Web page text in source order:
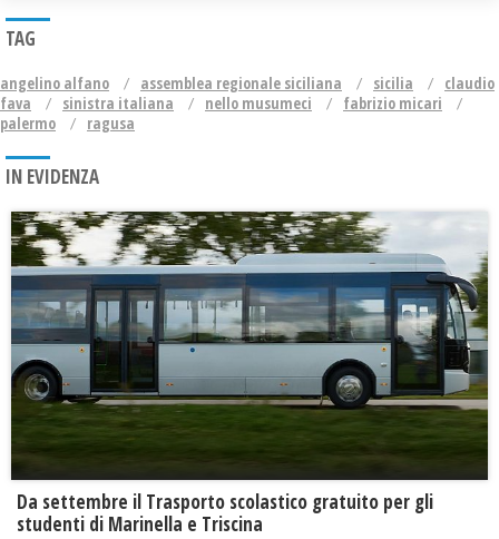
TAG
angelino alfano assemblea regionale siciliana sicilia
claudio
fava
sinistra italiana nello musumeci
fabrizio micari
palermo
ragusa
IN EVIDENZA
Da settembre il Trasporto scolastico gratuito per gli
studenti di Marinella e Triscina